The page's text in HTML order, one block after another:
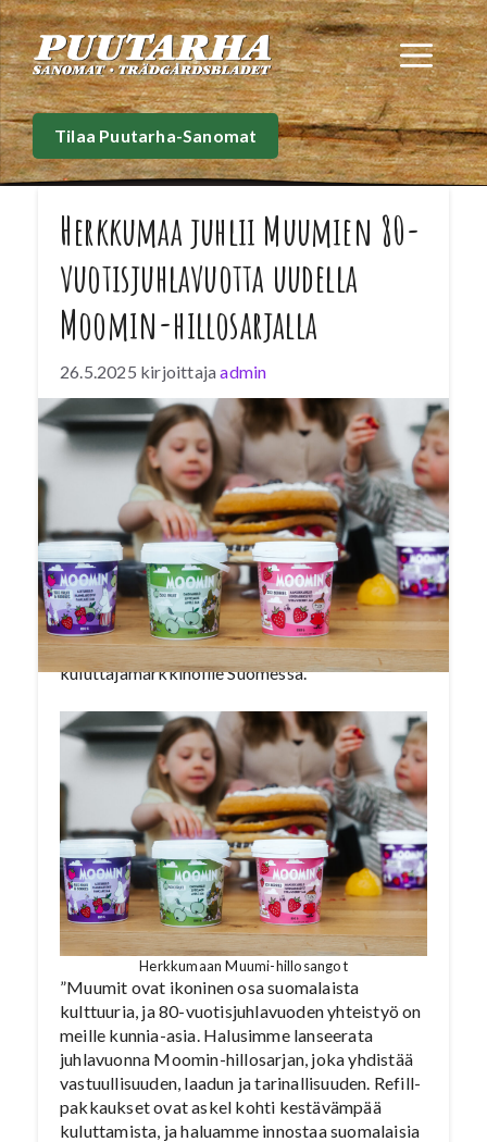
Siirry
sisältöön
Tilaa Puutarha-Sanomat
Herkkumaa juhlii Muumien 80-
vuotisjuhlavuotta uudella
Moomin-hillosarjalla
26.5.2025 kirjoittajaadmin
Vuosi 2025 on Muumien 80-vuotisjuhlavuosi, ja
kotimainen elintarvikeyhtiö Herkkumaa Oy
juhlistaa tätä rakastettua merkkipaalua
lanseeraamalla uuden Moomin-hillosarjan.
Moomin-hilloissa yhdistyvät laadukas maku,
visuaalisuus ja vastuullisuus. Hillosarja sisältää
kolme suosikkimakua: mansikka-, omena- ja
lettuhillo. Hillot ovat saatavilla näyttävissä 850
gramman painetuissa sangoissa sekä täysin
uusissa 750 gramman refill-pakkauksissa, joita
tuodaan nyt ensimmäistä kertaa
kuluttajamarkkinoille Suomessa.
Herkkumaan Muumi-hillosangot
”Muumit ovat ikoninen osa suomalaista
kulttuuria, ja 80-vuotisjuhlavuoden yhteistyö on
meille kunnia-asia. Halusimme lanseerata
juhlavuonna Moomin-hillosarjan, joka yhdistää
vastuullisuuden, laadun ja tarinallisuuden. Refill-
pakkaukset ovat askel kohti kestävämpää
kuluttamista, ja haluamme innostaa suomalaisia